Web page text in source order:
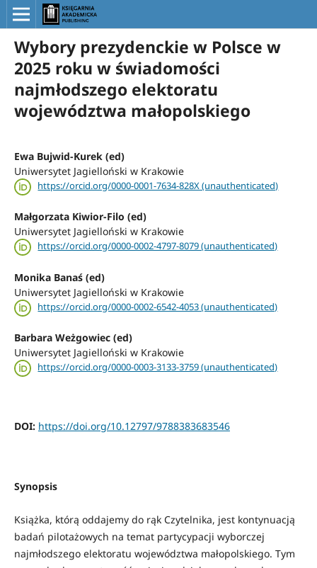
Wybory prezydenckie w Polsce w
2025 roku w świadomości
najmłodszego elektoratu
województwa małopolskiego
Ewa Bujwid-Kurek (ed)
Uniwersytet Jagielloński w Krakowie
https://orcid.org/0000-0001-7634-828X (unauthenticated)
Małgorzata Kiwior-Filo (ed)
Uniwersytet Jagielloński w Krakowie
https://orcid.org/0000-0002-4797-8079 (unauthenticated)
Monika Banaś (ed)
Uniwersytet Jagielloński w Krakowie
https://orcid.org/0000-0002-6542-4053 (unauthenticated)
Barbara Weżgowiec (ed)
Uniwersytet Jagielloński w Krakowie
https://orcid.org/0000-0003-3133-3759 (unauthenticated)
DOI: https://doi.org/10.12797/9788383683546
Synopsis
Książka, którą oddajemy do rąk Czytelnika, jest kontynuacją
badań pilotażowych na temat partycypacji wyborczej
najmłodszego elektoratu województwa małopolskiego. Tym